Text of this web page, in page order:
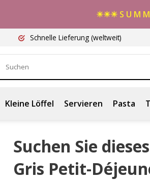
☀☀☀ S U M M
Schnelle Lieferung (weltweit)
Kleine Löffel Servieren Pasta
Suchen Sie
Gris Petit-